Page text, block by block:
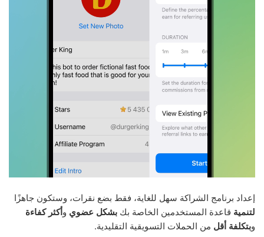
إعداد برنامج الشراكة سهل للغاية، فقط بضع نقرات، وستكون جاهزًا
لتنمية قاعدة المستخدمين الخاصة بك بشكل عضوي وأكثر كفاءة
وبتكلفة أقل من الحملات التسويقية التقليدية.